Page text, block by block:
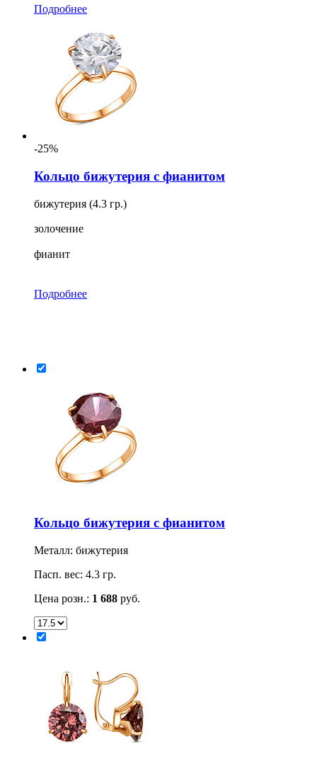
Подробнее
-25%
Кольцо бижутерия с фианитом
бижутерия (4.3 гр.)
золочение
фианит
Подробнее
Кольцо бижутерия с фианитом
Металл: бижутерия
Пасп. вес: 4.3 гр.
Цена розн.: 1 688 руб.